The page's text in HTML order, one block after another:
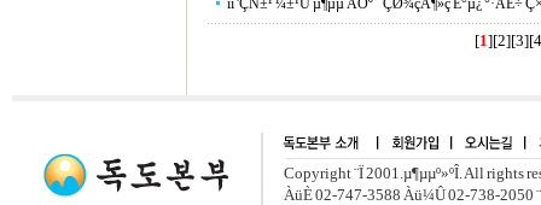
ìí 'ÇÑ±¹ ¼±¹Ú µ¶µµ ÁÖº¯ ÇØ¾çÁ¶»ç È°µ¿ °­·ÂÈ÷
[1][2][3][4
Copyright ¨Ï 2001.µ¶µµº»ºÎ. All rights
ÀüÈ­ 02-747-3588 Àü¼Û 02-738-2050